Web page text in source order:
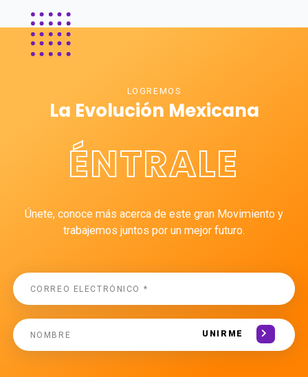
LOGREMOS
La Evolución Mexicana
ÉNTRALE
Únete, conoce más acerca de este gran Movimiento y
trabajemos juntos por un mejor futuro.
UNIRME